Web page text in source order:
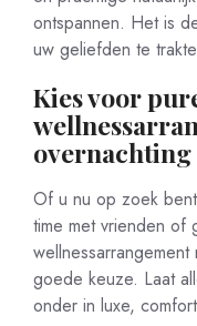
ontspannen. Het is
uw geliefden te
Kies voor
overnachting
Of u nu op zoek
time met vrienden of
goede keuze. Laat
onder in luxe,